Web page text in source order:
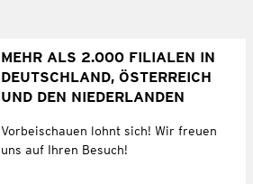
MEHR ALS 2.000 FILIALEN IN
DEUTSCHLAND, ÖSTERREICH
UND DEN NIEDERLANDEN
Vorbeischauen lohnt sich! Wir freuen
uns auf Ihren Besuch!